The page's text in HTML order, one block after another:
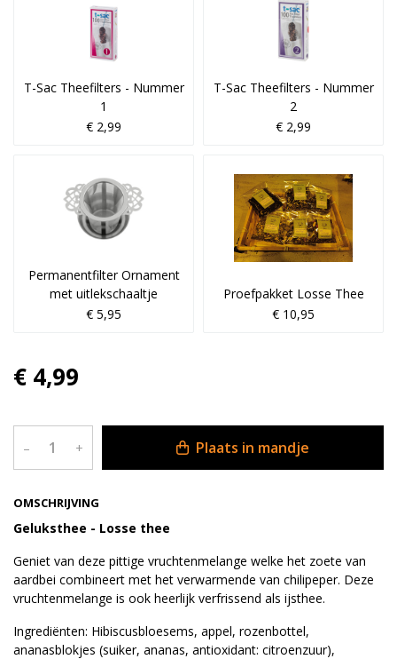
OMSCHRIJVING
Geluksthee - Losse thee
Geniet van deze pittige vruchtenmelange welke het zoete van
aardbei combineert met het verwarmende van chilipeper. Deze
vruchtenmelange is ook heerlijk verfrissend als ijsthee.
Ingrediënten: Hibiscusbloesems, appel, rozenbottel,
ananasblokjes (suiker, ananas, antioxidant: citroenzuur),
T-Sac Theefilters - Nummer
1
€ 2,99
T-Sac Theefilters - Nummer
2
€ 2,99
Permanentfilter Ornament
met uitlekschaaltje
€ 5,95
Proefpakket Losse Thee
€ 10,95
€ 4,99
– + Plaats in mandje